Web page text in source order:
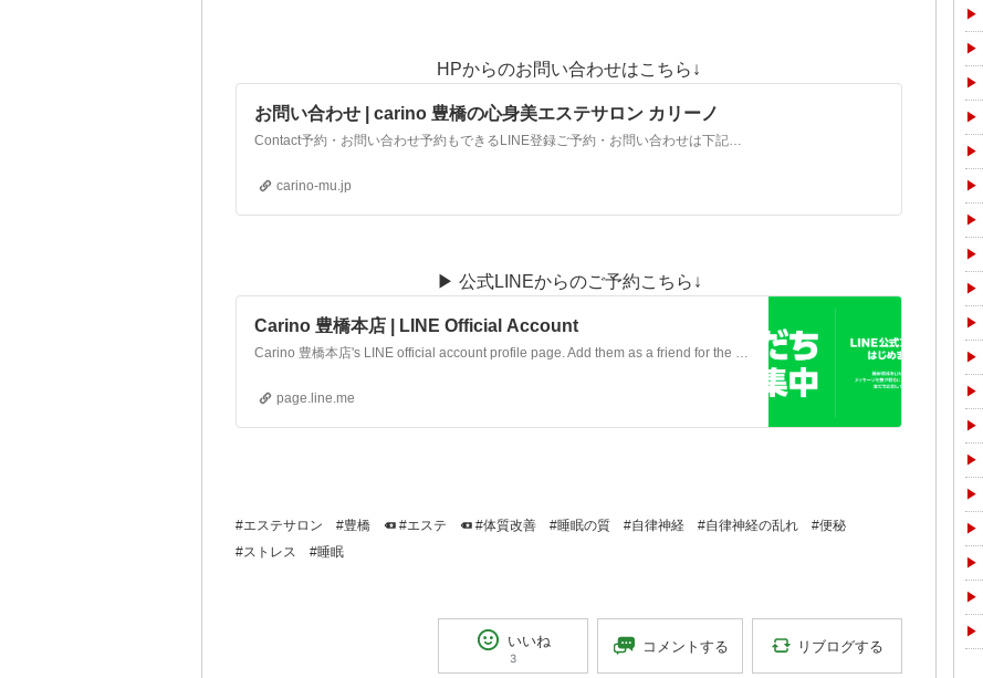
HPからのお問い合わせはこちら↓
お問い合わせ | carino 豊橋の心身美エステサロン カリーノ
carino-mu.jp
▶︎ 公式LINEからのご予約こちら↓
Carino 豊橋本店 | LINE Official Account
page.line.me
#エステサロン #豊橋 #エステ #体質改善 #睡眠の質 #自律神経 #自律神経の乱れ
#便秘
#ストレス
#睡眠
いいね
3
コメントする リブログする